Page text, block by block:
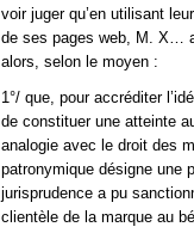
voir juger qu’en utilisant
de ses pages web, M. X…
alors, selon le moyen :
1°/ que, pour accréditer
de constituer une atteinte
analogie avec le droit des
patronymique désigne une
jurisprudence a pu
clientèle de la marque au